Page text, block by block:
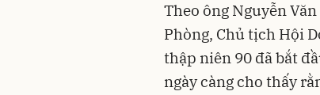
Theo ông Nguyễn
Phòng, Chủ tịch Hội
thập niên 90 đã bắt
ngày càng cho thấy